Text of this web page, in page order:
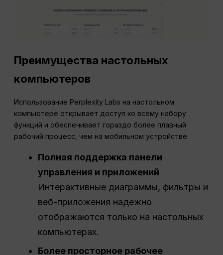
Преимущества настольных
компьютеров
Использование Perplexity Labs на настольном
компьютере открывает доступ ко всему набору
функций и обеспечивает гораздо более плавный
рабочий процесс, чем на мобильном устройстве.
Полная поддержка панели
управления и приложений
Интерактивные диаграммы, фильтры и
веб-приложения надежно
отображаются только на настольных
компьютерах.
Более просторное рабочее